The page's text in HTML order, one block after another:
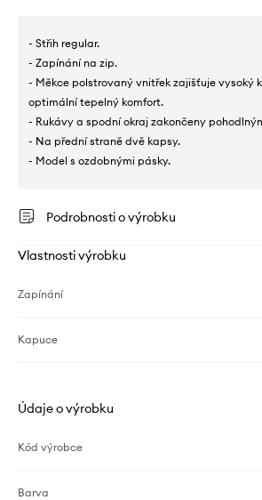
- Střih regular.
- Zapínání na zip.
- Měkce polstrovaný vnitřek zajišťuje vysoký
optimální tepelný komfort.
- Rukávy a spodní okraj zakončeny
- Na přední straně dvě kapsy.
- Model s ozdobnými pásky.
Podrobnosti o výrobku
Vlastnosti výrobku
Zapínání
Kapuce
Údaje o výrobku
Kód výrobce
Barva